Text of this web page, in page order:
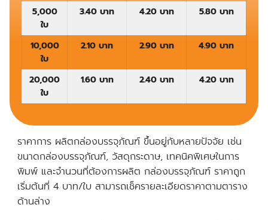
5,000
ใบ
3.40 บาท 4.20 บาท 5.80 บาท
10,000
ใบ
2.10 บาท 2.90 บาท 4.90 บาท
20,000
ใบ
1.60 บาท 2.40 บาท 4.20 บาท
ราคาการ ผลิตกล่องบรรจุภัณฑ์ ขึ้นอยู่กับหลายปัจจัย เช่น
ขนาดกล่องบรรจุภัณฑ์, วัสดุกระดาษ, เทคนิคพิเศษในการ
พิมพ์ และจำนวนที่ต้องการผลิต กล่องบรรจุภัณฑ์ ราคาถูก
เริ่มต้นที่ 4 บาท/ใบ สามารถเช็ครายละเอียดราคาตามตาราง
ด้านล่าง